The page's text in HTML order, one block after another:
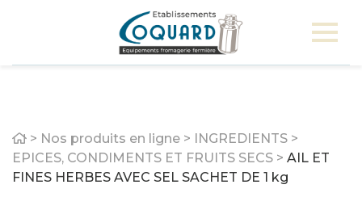
Home
> Nos produits en ligne > INGREDIENTS >
EPICES, CONDIMENTS ET FRUITS SECS > AIL ET
FINES HERBES AVEC SEL SACHET DE 1 kg